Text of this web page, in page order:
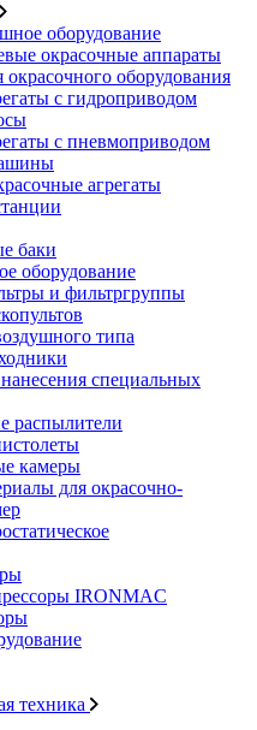
оборудование
окрасочные аппараты
окрасочного оборудования
с гидроприводом
с пневмоприводом
агрегаты
баки
оборудование
и фильтргруппы
типа
специальных
распылители
камеры
для окрасочно-
IRONMAC
техника